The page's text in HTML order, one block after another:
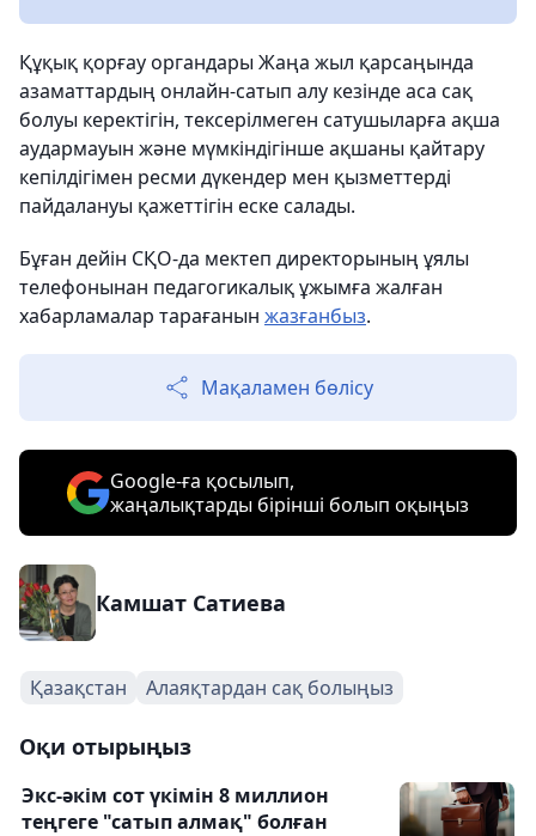
Құқық қорғау органдары Жаңа жыл қарсаңында
азаматтардың онлайн-сатып алу кезінде аса сақ
болуы керектігін, тексерілмеген сатушыларға ақша
аудармауын және мүмкіндігінше ақшаны қайтару
кепілдігімен ресми дүкендер мен қызметтерді
пайдалануы қажеттігін еске салады.
Бұған дейін СҚО-да мектеп директорының ұялы
телефонынан педагогикалық ұжымға жалған
хабарламалар тарағанын жазғанбыз.
Мақаламен бөлісу
Google-ға қосылып,
жаңалықтарды бірінші болып оқыңыз
Камшат Сатиева
Қазақстан Алаяқтардан сақ болыңыз
Оқи отырыңыз
Экс-әкім сот үкімін 8 миллион
теңгеге "сатып алмақ" болған